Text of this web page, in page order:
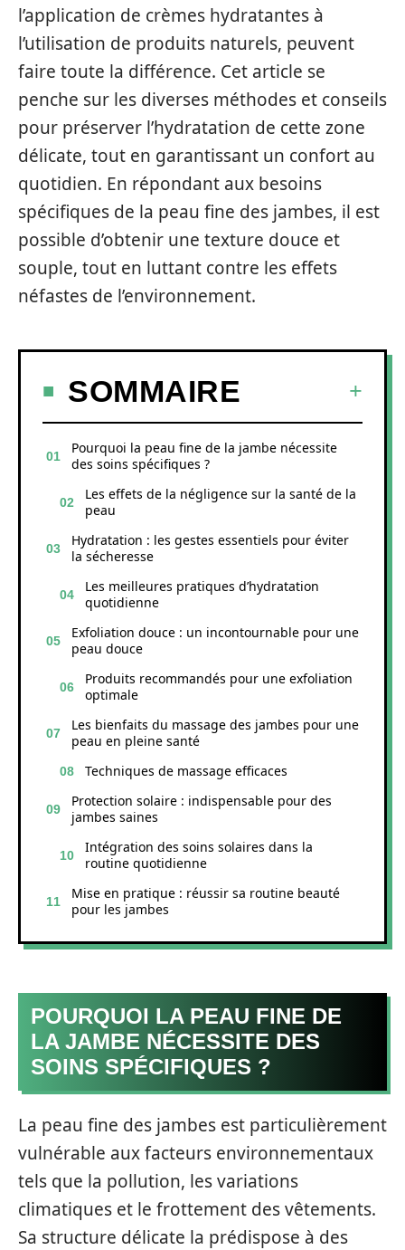
l’application de crèmes hydratantes à
l’utilisation de produits naturels, peuvent
faire toute la différence. Cet article se
penche sur les diverses méthodes et conseils
pour préserver l’hydratation de cette zone
délicate, tout en garantissant un confort au
quotidien. En répondant aux besoins
spécifiques de la peau fine des jambes, il est
possible d’obtenir une texture douce et
souple, tout en luttant contre les effets
néfastes de l’environnement.
SOMMAIRE
Pourquoi la peau fine de la jambe nécessite
des soins spécifiques ?
Les effets de la négligence sur la santé de la
peau
Hydratation : les gestes essentiels pour éviter
la sécheresse
Les meilleures pratiques d’hydratation
quotidienne
Exfoliation douce : un incontournable pour une
peau douce
Produits recommandés pour une exfoliation
optimale
Les bienfaits du massage des jambes pour une
peau en pleine santé
Techniques de massage efficaces
Protection solaire : indispensable pour des
jambes saines
Intégration des soins solaires dans la
routine quotidienne
Mise en pratique : réussir sa routine beauté
pour les jambes
POURQUOI LA PEAU FINE DE
LA JAMBE NÉCESSITE DES
SOINS SPÉCIFIQUES ?
La peau fine des jambes est particulièrement
vulnérable aux facteurs environnementaux
tels que la pollution, les variations
climatiques et le frottement des vêtements.
Sa structure délicate la prédispose à des